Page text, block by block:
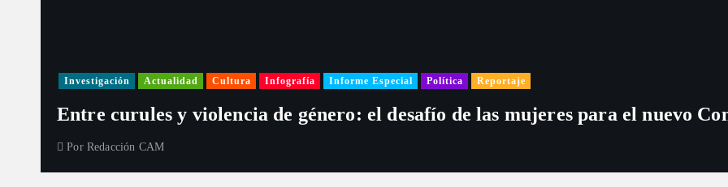
Investigación Actualidad Cultura Infografía Informe Especial Política Reportaje
Entre curules y violencia de género: el desafío de las mujeres para el nuevo
Por Redacción CAM